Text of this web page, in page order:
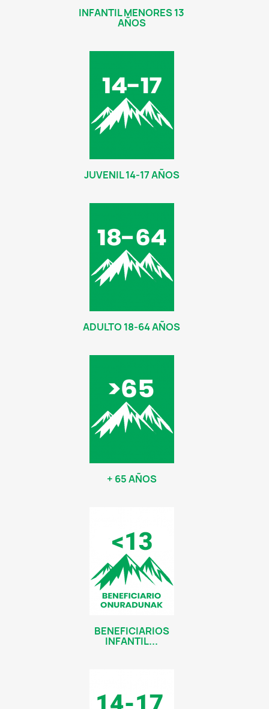
INFANTIL MENORES 13
AÑOS
JUVENIL 14-17 AÑOS
ADULTO 18-64 AÑOS
+ 65 AÑOS
BENEFICIARIOS
INFANTIL...